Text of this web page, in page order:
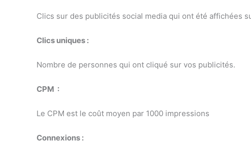
Clics sur des publicités social media qui ont été affichées
Clics uniques :
Nombre de personnes qui ont cliqué sur vos publicités.
CPM :
Le CPM est le coût moyen par 1000 impressions
Connexions :